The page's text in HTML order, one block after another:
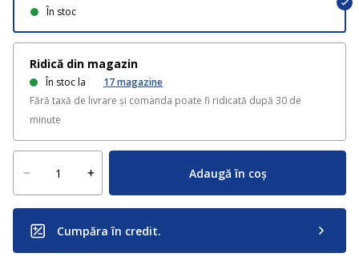
În stoc
Ridică din magazin
În stoc la 17magazine
Fără taxă de livrare și comanda poate fi ridicată după 30 de
minute
Adaugă în coș
Cumpăra în credit.